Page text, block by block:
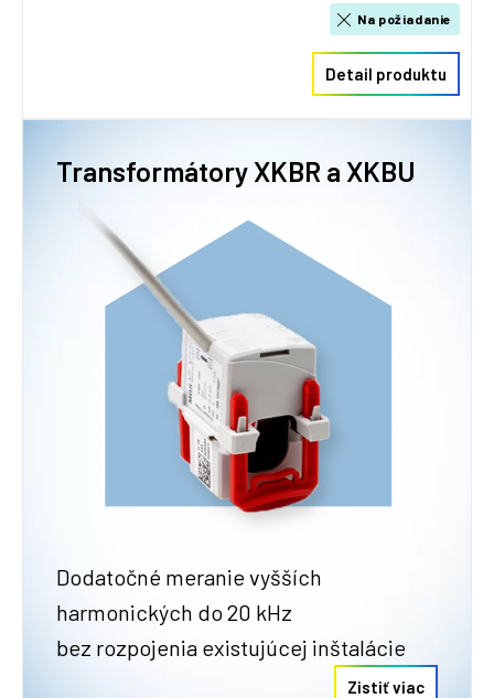
Na požiadanie
Detail produktu
Transformátory XKBR a XKBU
Dodatočné meranie vyšších
harmonických do 20 kHz
bez rozpojenia existujúcej inštalácie
Zistiť viac